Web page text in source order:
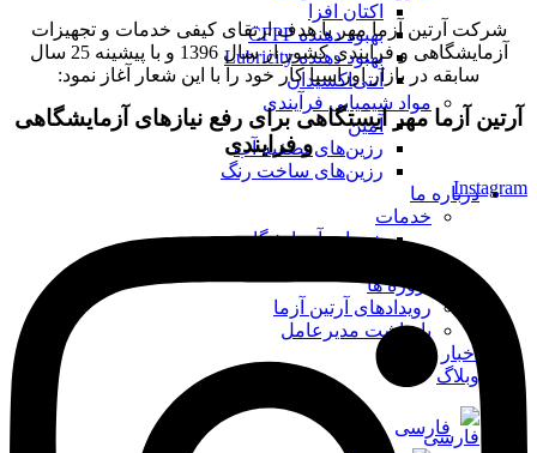
اکتان افزا
بهبود دهنده CFPP
بهبود دهنده Lubricity
آنتی‌اکسیدان
مواد شیمیایی فرآیندی
آمین
رزین‌های تصفیه آب
رزین‌های ساخت رنگ
درباره ما
خدمات
خدمات آزمایشگاهی
پروژه ها
رویدادهای آرتین آزما
یادداشت مدیرعامل
اخبار
وبلاگ
فارسی
شرکت آرتین آزما مهر با هدف ارتقای کیفی خدمات و تجهیزات
آزمایشگاهی و فرایندی کشور از سال 1396 و با پیشینه 25 سال
سابقه در بازار اوراسیا کار خود را با این شعار آغاز نمود:
آرتین آزما مهر ایستگاهی برای رفع نیازهای آزمایشگاهی
و فرایندی
Instagram